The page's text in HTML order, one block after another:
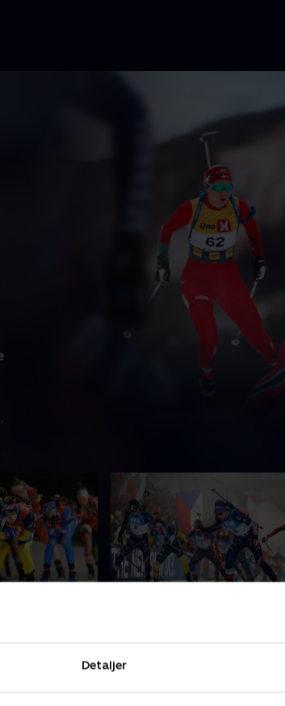
Detaljer
Nove
afdeling
nogle af
konkurrere
Mestro lægger sne til